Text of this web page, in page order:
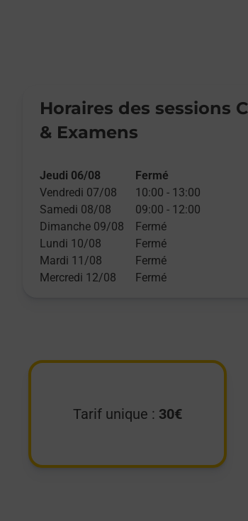
Horaires des sessions
& Examens
Jeudi 06/08
Fermé
Vendredi 07/08
10:00 - 13:00
Samedi 08/08
09:00 - 12:00
Dimanche 09/08
Fermé
Lundi 10/08
Fermé
Mardi 11/08
Fermé
Mercredi 12/08
Fermé
Tarif unique : 30€